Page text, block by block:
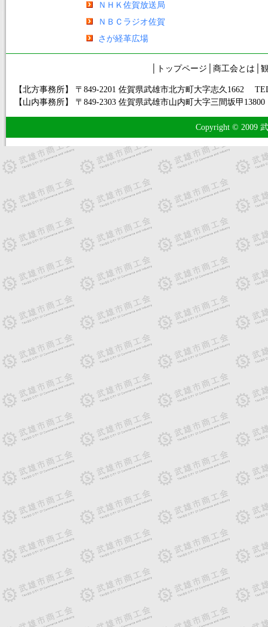
ＮＨＫ佐賀放送局
ＮＢＣラジオ佐賀
さが経革広場
トップページ 商工会とは
【北方事務所】 〒849-2201 佐賀県武雄市北方町大字志久1662
【山内事務所】 〒849-2303 佐賀県武雄市山内町大字三間坂甲
Copyright © 2009